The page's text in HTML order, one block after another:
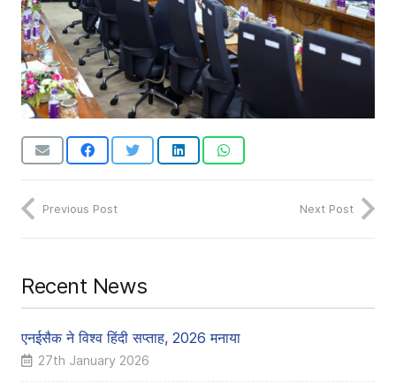
Previous Post Next Post
Recent News
एनईसैक ने विश्व हिंदी सप्ताह, 2026 मनाया
27th January 2026